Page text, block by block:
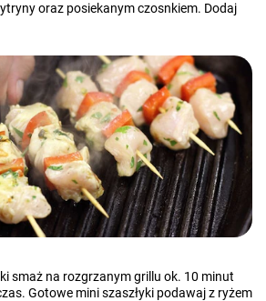
oraz posiekanym czosnkiem. Dodaj
smaż na rozgrzanym grillu ok. 10 minut
Gotowe mini szaszłyki podawaj z ryżem